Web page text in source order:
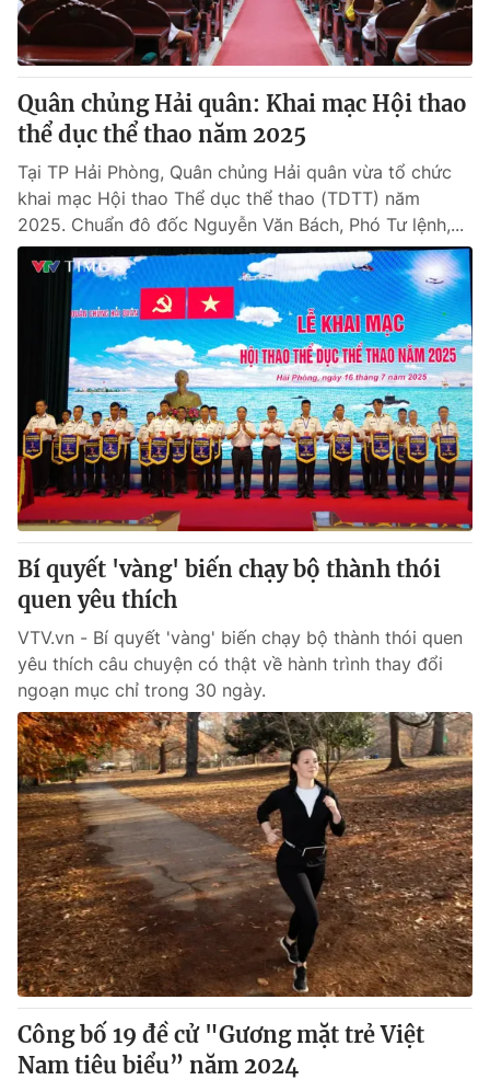
Quân chủng Hải quân: Khai mạc Hội thao
thể dục thể thao năm 2025
Tại TP Hải Phòng, Quân chủng Hải quân vừa tổ chức
khai mạc Hội thao Thể dục thể thao (TDTT) năm
2025. Chuẩn đô đốc Nguyễn Văn Bách, Phó Tư lệnh,...
Bí quyết 'vàng' biến chạy bộ thành thói
quen yêu thích
VTV.vn - Bí quyết 'vàng' biến chạy bộ thành thói quen
yêu thích câu chuyện có thật về hành trình thay đổi
ngoạn mục chỉ trong 30 ngày.
Công bố 19 đề cử "Gương mặt trẻ Việt
Nam tiêu biểu” năm 2024